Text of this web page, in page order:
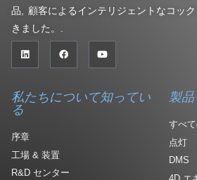
品, 顧客によるインテリジェントなコッ
きました。.
私たちについて知ってい
る
序章
工場 & 装置
R&D センター
製品
すべ
点灯
DMS